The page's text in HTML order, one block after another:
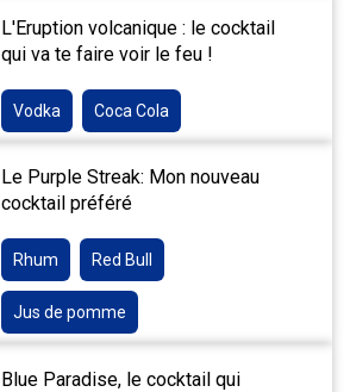
L'Eruption volcanique : le cocktail
qui va te faire voir le feu !
Vodka Coca Cola
Le Purple Streak: Mon nouveau
cocktail préféré
Rhum Red Bull
Jus de pomme
Blue Paradise, le cocktail qui